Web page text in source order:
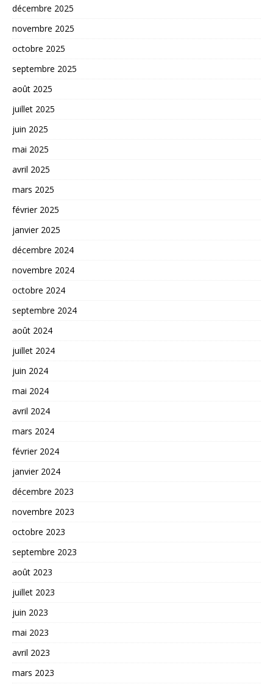
décembre 2025
novembre 2025
octobre 2025
septembre 2025
août 2025
juillet 2025
juin 2025
mai 2025
avril 2025
mars 2025
février 2025
janvier 2025
décembre 2024
novembre 2024
octobre 2024
septembre 2024
août 2024
juillet 2024
juin 2024
mai 2024
avril 2024
mars 2024
février 2024
janvier 2024
décembre 2023
novembre 2023
octobre 2023
septembre 2023
août 2023
juillet 2023
juin 2023
mai 2023
avril 2023
mars 2023